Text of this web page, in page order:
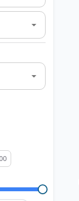
arrow_drop_down
arrow_drop_down